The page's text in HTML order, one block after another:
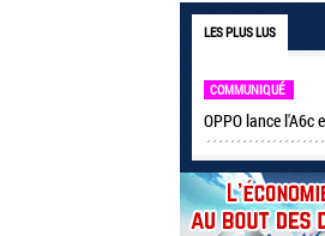
LES PLUS LUS
COMMUNIQUÉ
OPPO lance l'A6c